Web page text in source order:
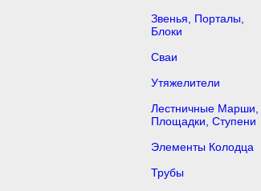
Звенья, Порталы,
Блоки
Сваи
Утяжелители
Лестничные Марши,
Площадки, Ступени
Элементы Колодца
Трубы